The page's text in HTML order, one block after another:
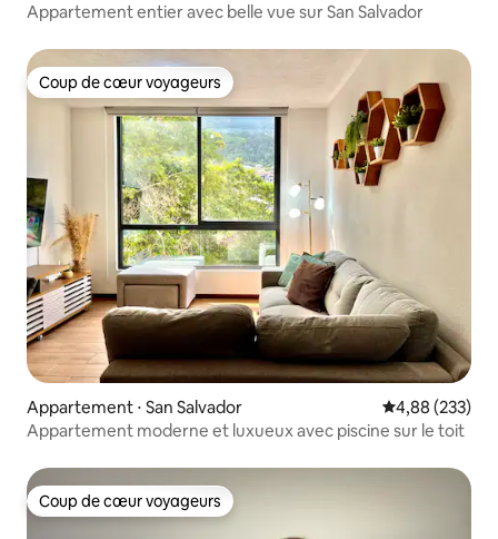
Appartement entier avec belle vue sur San Salvador
Coup de cœur voyageurs
Coup de cœur voyageurs
Appartement ⋅ San Salvador Évaluation
4,88 (233)
Appartement moderne et luxueux avec piscine sur le toit
Coup de cœur voyageurs
Coup de cœur voyageurs